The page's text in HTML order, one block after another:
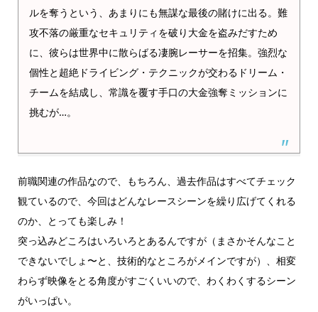
ルを奪うという、あまりにも無謀な最後の賭けに出る。難
攻不落の厳重なセキュリティを破り大金を盗みだすため
に、彼らは世界中に散らばる凄腕レーサーを招集。強烈な
個性と超絶ドライビング・テクニックが交わるドリーム・
チームを結成し、常識を覆す手口の大金強奪ミッションに
挑むが…。
前職関連の作品なので、もちろん、過去作品はすべてチェック
観ているので、今回はどんなレースシーンを繰り広げてくれる
のか、とっても楽しみ！
突っ込みどころはいろいろとあるんですが（まさかそんなこと
できないでしょ〜と、技術的なところがメインですが）、相変
わらず映像をとる角度がすごくいいので、わくわくするシーン
がいっぱい。